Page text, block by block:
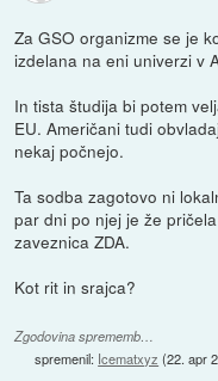
Za GSO organizme se je
izdelana na eni univerzi v
In tista študija bi potem
EU. Američani tudi
nekaj počnejo.
Ta sodba zagotovo ni
par dni po njej je že
zaveznica ZDA.
Kot rit in srajca?
Zgodovina sprememb…
spremenil: Icematxyz (22. apr